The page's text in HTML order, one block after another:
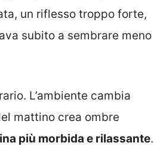
un riflesso troppo forte,
subito a sembrare meno
L’ambiente cambia
mattino crea ombre
più morbida e rilassante.